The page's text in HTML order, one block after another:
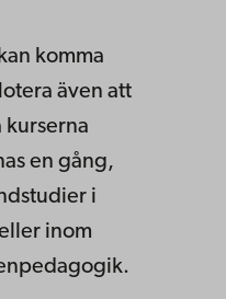
komma
även att
kurserna
en gång,
i
inom